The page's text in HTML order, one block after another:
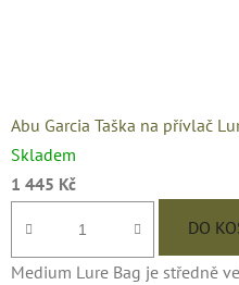
Abu Garcia Taška na přívlač
Skladem
1 445 Kč
DO
Medium Lure Bag je středně